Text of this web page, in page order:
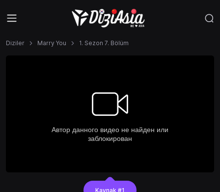
Diziler Marry You 1. Sezon 7. Bölüm
Kaynak #1